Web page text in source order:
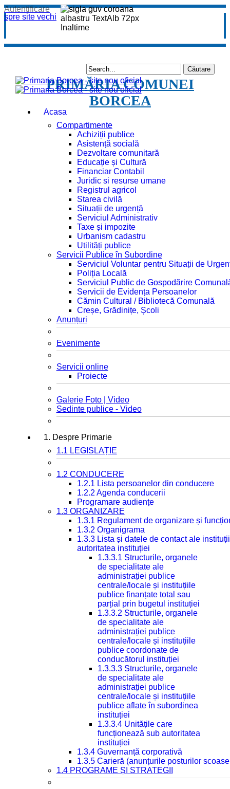
spre site vechi
Autentificare
PRIMĂRIA COMUNEI
BORCEA
Acasa
Compartimente
Achiziții publice
Asistență socială
Dezvoltare comunitară
Educație și Cultură
Financiar Contabil
Juridic si resurse umane
Registrul agricol
Starea civilă
Situații de urgență
Serviciul Administrativ
Taxe și impozite
Urbanism cadastru
Utilități publice
Servicii Publice în Subordine
Serviciul Voluntar pentru Situații de
Poliția Locală
Serviciul Public de Gospodărire
Servicii de Evidența Persoanelor
Cămin Cultural / Bibliotecă Comunală
Creșe, Grădinițe, Școli
Anunțuri
Evenimente
Servicii online
Proiecte
Galerie Foto | Video
Sedinte publice - Video
1. Despre Primarie
1.1 LEGISLAȚIE
1.2 CONDUCERE
1.2.1 Lista persoanelor din conducere
1.2.2 Agenda conducerii
Programare audiențe
1.3 ORGANIZARE
1.3.1 Regulament de organizare și
1.3.2 Organigrama
1.3.3 Lista și datele de contact ale
autoritatea instituției
1.3.3.1 Structurile, organele
de specialitate ale
administrației publice
centrale/locale și instituțiile
publice finanțate total sau
parțial prin bugetul instituției
1.3.3.2 Structurile, organele
de specialitate ale
administrației publice
centrale/locale și instituțiile
publice coordonate de
conducătorul instituției
1.3.3.3 Structurile, organele
de specialitate ale
administrației publice
centrale/locale și instituțiile
publice aflate în subordinea
instituției
1.3.3.4 Unitățile care
funcționează sub autoritatea
instituției
1.3.4 Guvernanță corporativă
1.3.5 Carieră (anunțurile posturilor
1.4 PROGRAME ȘI STRATEGII